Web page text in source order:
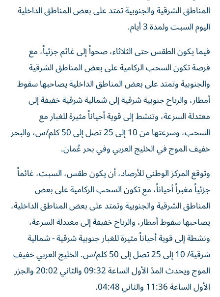
المناطق الشرقية والجنوبية تمتد على بعض المناطق الداخلية
اليوم السبت ولمدة 3 أيام.
فيما يكون الطقس حتى الثلاثاء، صحواً إلى غائم جزئياً، مع
فرصة تكون السحب الركامية على بعض المناطق الشرقية
والجنوبية وتمتد على بعض المناطق الداخلية يصاحبها سقوط
أمطار، والرياح جنوبية شرقية إلى شمالية شرقية خفيفة إلى
معتدلة السرعة، وتنشط إلى قوية أحياناً مثيرة للغبار مع
السحب، وسرعتها من 10 إلى 25 تصل إلى 50 كلم/س، والبحر
خفيف الموج في الخليج العربي وفي بحر عُمان.
وتوقع المركز الوطني للأرصاد، أن يكون طقس، السبت، غائماً
جزئياً مغبراً أحياناً، مع تكون السحب الركامية على بعض
المناطق الشرقية والجنوبية وتمتد على بعض المناطق الداخلية،
يصاحبها سقوط أمطار، والرياح خفيفة إلى معتدلة السرعة،
ونشطة إلى قوية أحياناً مثيرة للغبار جنوبية شرقية - شمالية
شرقية/ 10 إلى 25 تصل إلى 50 كلم/س. الخليج العربي خفيف
الموج ويحدث المدّ الأول الساعة 09:32 والثاني 20:02 والجزر
الأول الساعة 11:36 والثاني 04:48.